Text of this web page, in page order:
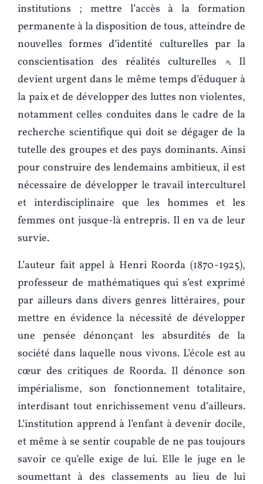
institutions ; mettre l’accès à la formation
permanente à la disposition de tous, atteindre de
nouvelles formes d’identité culturelles par la
conscientisation des réalités culturelles ». Il
devient urgent dans le même temps d’éduquer à
la paix et de développer des luttes non violentes,
notamment celles conduites dans le cadre de la
recherche scientifique qui doit se dégager de la
tutelle des groupes et des pays dominants. Ainsi
pour construire des lendemains ambitieux, il est
nécessaire de développer le travail interculturel
et interdisciplinaire que les hommes et les
femmes ont jusque-là entrepris. Il en va de leur
survie.
L’auteur fait appel à Henri Roorda (1870-1925),
professeur de mathématiques qui s’est exprimé
par ailleurs dans divers genres littéraires, pour
mettre en évidence la nécessité de développer
une pensée dénonçant les absurdités de la
société dans laquelle nous vivons. L’école est au
cœur des critiques de Roorda. Il dénonce son
impérialisme, son fonctionnement totalitaire,
interdisant tout enrichissement venu d’ailleurs.
L’institution apprend à l’enfant à devenir docile,
et même à se sentir coupable de ne pas toujours
savoir ce qu’elle exige de lui. Elle le juge en le
soumettant à des classements au lieu de lui